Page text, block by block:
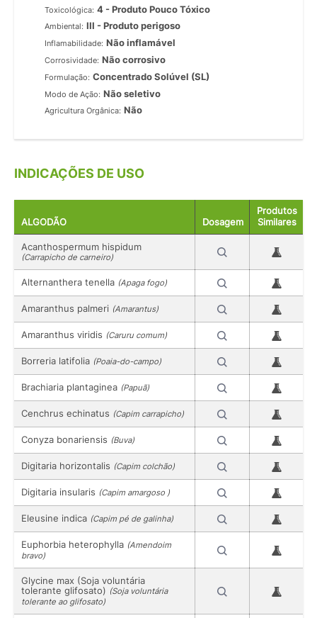
Toxicológica: 4 - Produto Pouco Tóxico
Ambiental: III - Produto perigoso
Inflamabilidade: Não inflamável
Corrosividade: Não corrosivo
Formulação: Concentrado Solúvel (SL)
Modo de Ação: Não seletivo
Agricultura Orgânica: Não
INDICAÇÕES DE USO
ALGODÃO Dosagem
Produtos
Similares
Acanthospermum hispidum
(Carrapicho de carneiro)
Alternanthera tenella (Apaga fogo)
Amaranthus palmeri (Amarantus)
Amaranthus viridis (Caruru comum)
Borreria latifolia (Poaia-do-campo)
Brachiaria plantaginea (Papuã)
Cenchrus echinatus (Capim carrapicho)
Conyza bonariensis (Buva)
Digitaria horizontalis (Capim colchão)
Digitaria insularis (Capim amargoso )
Eleusine indica (Capim pé de galinha)
Euphorbia heterophylla (Amendoim
bravo)
Glycine max (Soja voluntária
tolerante glifosato) (Soja voluntária
tolerante ao glifosato)